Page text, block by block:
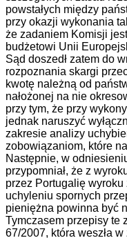
powstałych między
przy okazji wykonania
że zadaniem Komisji
budżetowi Unii
Sąd doszedł zatem do
rozpoznania skargi
kwotę należną od
nałożonej na nie
przy tym, że przy
jednak naruszyć
zakresie analizy
zobowiązaniom, które
Następnie, w
przypomniał, że z
przez Portugalię wyroku
uchyleniu spornych
pieniężna powinna być
Tymczasem przepisy te
67/2007, która weszła